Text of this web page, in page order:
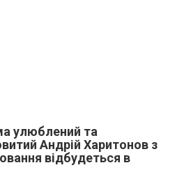
улюблений та
Андрій Харитонов з
відбудеться в